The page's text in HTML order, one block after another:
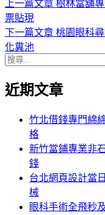
文
章
導
覽
上一篇文章 上
篇
樹林當舖
票貼現
下一篇文章 下
章:
桃園眼科
化糞池
搜
關
近期文章
竹北借錢專門綿
格
新竹當鋪專業非
錢
台北網頁設計當
械
眼科手術全飛秒